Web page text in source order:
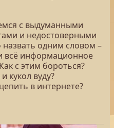
с выдуманными
и недостоверными
одним словом –
всё информационное
с этим бороться?
кукол вуду?
в интернете?